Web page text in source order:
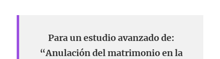
Para un estudio avanzado de:
“Anulación del matrimonio en la